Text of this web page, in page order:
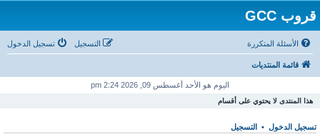
قروب GCC
الأسئلة المتكررة تسجيل الدخول التسجيل
قائمة المنتديات
اليوم هو الأحد أغسطس 09, 2026 2:24 pm
هذا المنتدى لا يحتوي على أقسام
تسجيل الدخول • التسجيل